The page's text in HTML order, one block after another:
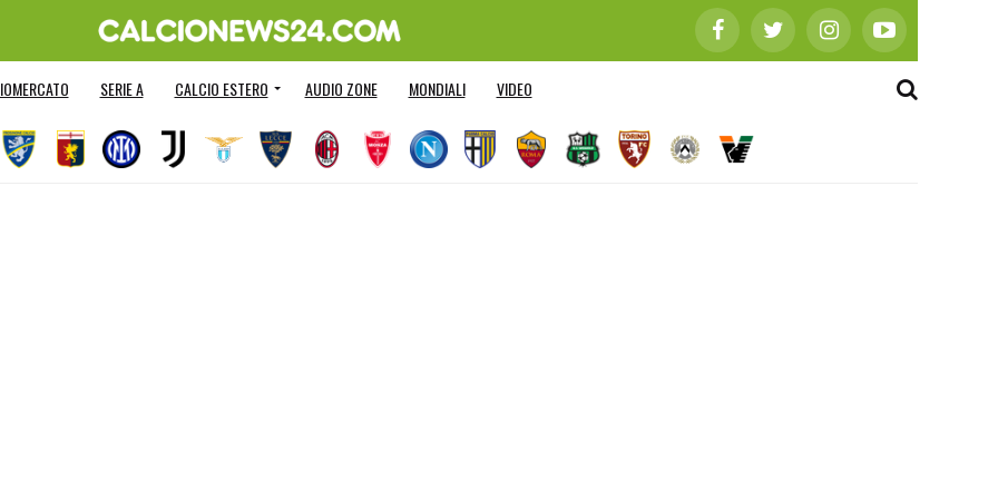
SERIE A CALCIO ESTERO AUDIO ZONE MONDIALI VIDEO